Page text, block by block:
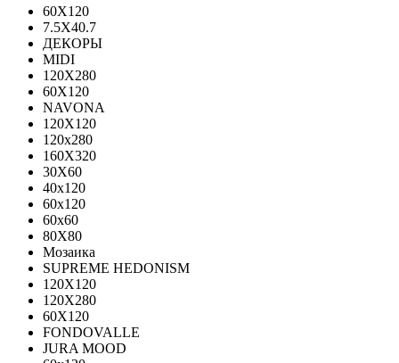
60Х120
7.5X40.7
ДЕКОРЫ
MIDI
120Х280
60Х120
NAVONA
120X120
120x280
160X320
30X60
40x120
60x120
60x60
80X80
Мозаика
SUPREME HEDONISM
120X120
120X280
60X120
FONDOVALLE
JURA MOOD